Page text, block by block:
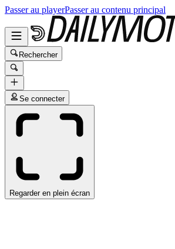
Passer au playerPasser au contenu principal
Rechercher
Se connecter
Regarder en plein écran